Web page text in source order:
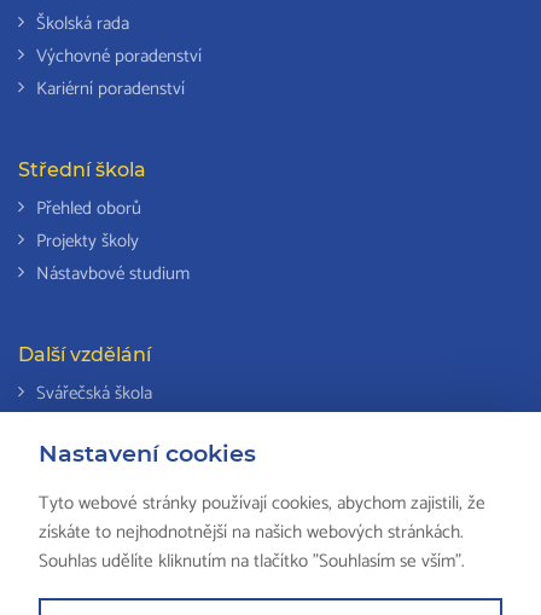
Nastavení cookies
Tyto webové stránky používají cookies, abychom zajistili, že
získáte to nejhodnotnější na našich webových stránkách.
Souhlas udělíte kliknutím na tlačítko "Souhlasím se vším".
Školská rada
Výchovné poradenství
Kariérní poradenství
Střední škola
Přehled oborů
Projekty školy
Nástavbové studium
Další vzdělání
Svářečská škola
Národní soustava kvalifikací